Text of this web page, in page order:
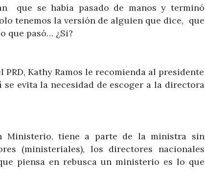
que se había pasado de manos y terminó
tenemos la versión de alguien que dice, que
que pasó… ¿Si?
Kathy Ramos le recomienda al presidente
evita la necesidad de escoger a la directora
Ministerio, tiene a parte de la ministra sin
(ministeriales), los directores nacionales
piensa en rebusca un ministerio es lo que